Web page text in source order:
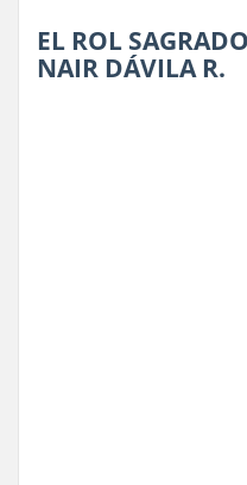
EL ROL
NAIR DÁVILA R.